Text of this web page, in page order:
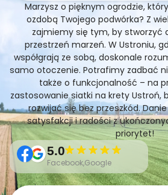
Marzysz o pięknym ogrodzie,
ozdobą Twojego podwórka? Z
zajmiemy się tym, by stworzyć
przestrzeń marzeń. W Ustroniu,
współgrają ze sobą, doskonale
samo otoczenie. Potrafimy zadbać
także o funkcjonalność – na
zastosowanie siatki na krety Ustroń,
rozwijać się bez przeszkód.
satysfakcji i radości z
priorytet!
5.0
Facebook,Google